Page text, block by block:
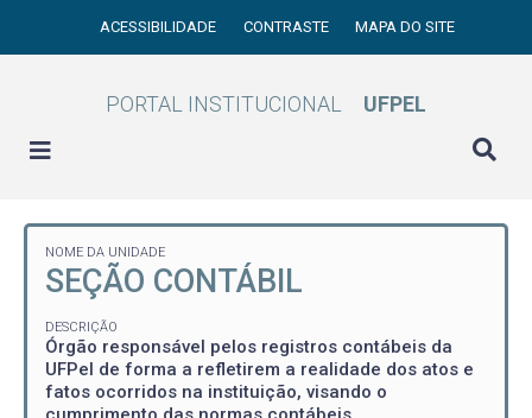
ACESSIBILIDADE CONTRASTE MAPA DO SITE
PORTAL INSTITUCIONAL UFPEL
NOME DA UNIDADE
SEÇÃO CONTÁBIL
DESCRIÇÃO
Órgão responsável pelos registros contábeis da
UFPel de forma a refletirem a realidade dos atos e
fatos ocorridos na instituição, visando o